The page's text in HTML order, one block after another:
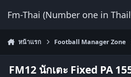
Fm-Thai (Number one in
หน้าแรก Football Manager Zone
FM12 นักเตะ Fixed PA